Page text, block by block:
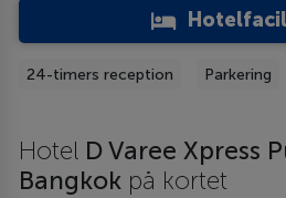
24-timers reception Parkering
Hotel D Varee Xpress
Bangkok på kortet